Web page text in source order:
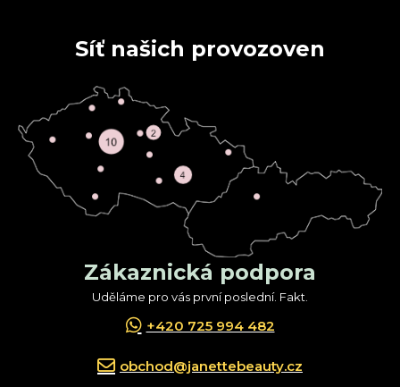
Síť našich provozoven
Zákaznická podpora
Uděláme pro vás první poslední. Fakt.
+420 725 994 482
obchod@janettebeauty.cz